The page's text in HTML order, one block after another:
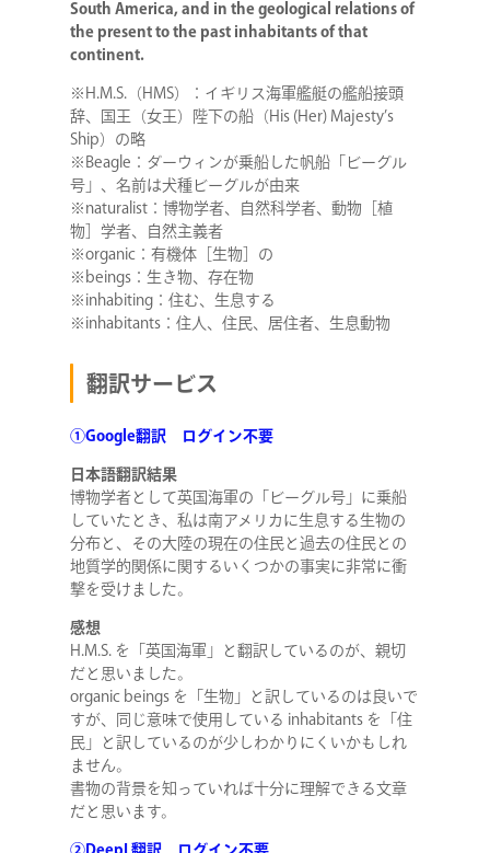
South America, and in the geological relations of
the present to the past inhabitants of that
continent.
※H.M.S.（HMS）：イギリス海軍艦艇の艦船接頭
辞、国王（女王）陛下の船（His (Her) Majesty’s
Ship）の略
※Beagle：ダーウィンが乗船した帆船「ビーグル
号」、名前は犬種ビーグルが由来
※naturalist：博物学者、自然科学者、動物［植
物］学者、自然主義者
※organic：有機体［生物］の
※beings：生き物、存在物
※inhabiting：住む、生息する
※inhabitants：住人、住民、居住者、生息動物
翻訳サービス
①Google翻訳 ログイン不要
日本語翻訳結果
博物学者として英国海軍の「ビーグル号」に乗船
していたとき、私は南アメリカに生息する生物の
分布と、その大陸の現在の住民と過去の住民との
地質学的関係に関するいくつかの事実に非常に衝
撃を受けました。
感想
H.M.S. を「英国海軍」と翻訳しているのが、親切
だと思いました。
organic beings を「生物」と訳しているのは良いで
すが、同じ意味で使用している inhabitants を「住
民」と訳しているのが少しわかりにくいかもしれ
ません。
書物の背景を知っていれば十分に理解できる文章
だと思います。
②DeepL翻訳 ログイン不要